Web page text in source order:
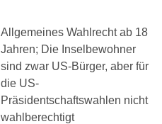
Allgemeines Wahlrecht ab 18
Jahren; Die Inselbewohner
sind zwar US-Bürger, aber für
die US-
Präsidentschaftswahlen nicht
wahlberechtigt